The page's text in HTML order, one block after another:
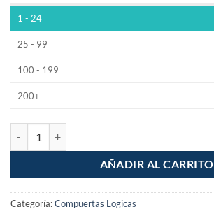
1 - 24
25 - 99
100 - 199
200+
AÑADIR AL CARRITO
Categoría:Compuertas Logicas